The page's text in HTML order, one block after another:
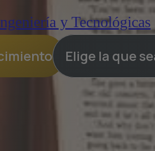
y Tecnológicas
Elige la que